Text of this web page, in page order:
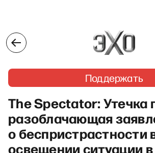
Поддержать
The Spectator: Утечка
разоблачающая
о беспристрастности
освещении ситуации в